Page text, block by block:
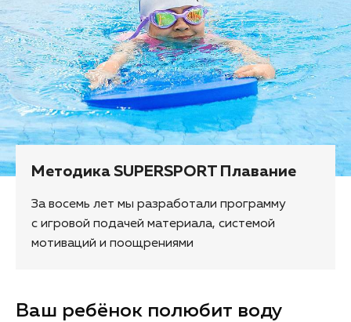
Методика SUPERSPORT Плавание
За восемь лет мы разработали программу
с игровой подачей материала, системой
мотиваций и поощрениями
Ваш ребёнок полюбит воду